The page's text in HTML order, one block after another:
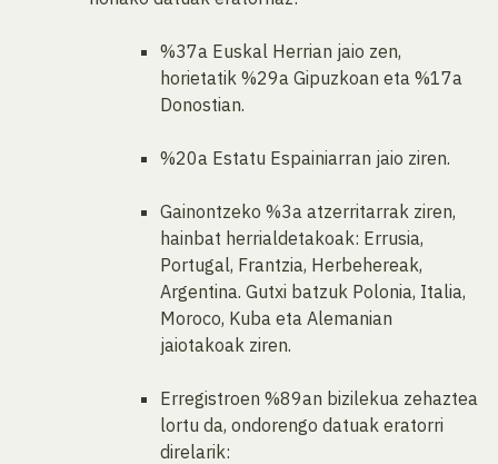
%37a Euskal Herrian jaio zen,
horietatik %29a Gipuzkoan eta %17a
Donostian.
%20a Estatu Espainiarran jaio ziren.
Gainontzeko %3a atzerritarrak ziren,
hainbat herrialdetakoak: Errusia,
Portugal, Frantzia, Herbehereak,
Argentina. Gutxi batzuk Polonia, Italia,
Moroco, Kuba eta Alemanian
jaiotakoak ziren.
Erregistroen %89an bizilekua zehaztea
lortu da, ondorengo datuak eratorri
direlarik: